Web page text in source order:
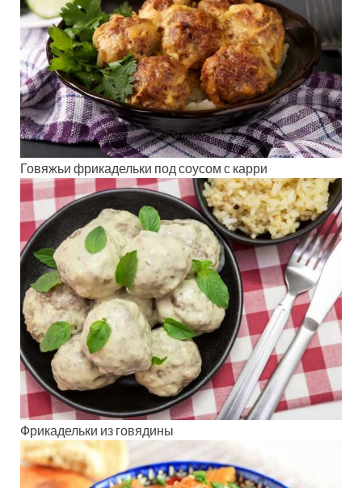
Говяжьи фрикадельки под соусом с карри
Фрикадельки из говядины